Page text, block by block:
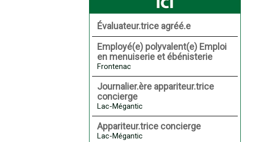
Évaluateur.trice agréé.e
Employé(e) polyvalent(e) Emploi
en menuiserie et ébénisterie
Frontenac
Journalier.ère appariteur.trice
concierge
Lac-Mégantic
Appariteur.trice concierge
Lac-Mégantic